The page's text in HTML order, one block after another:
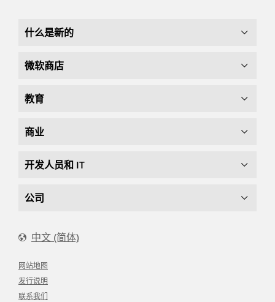
什么是新的
微软商店
教育
商业
开发人员和 IT
公司
中文 (简体)
网站地图
发行说明
联系我们